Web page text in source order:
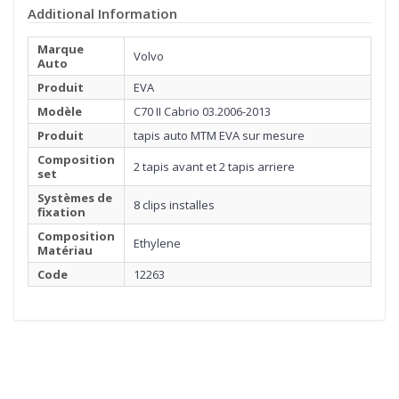
Additional Information
Marque
Auto
Volvo
Produit
EVA
Modèle
C70 II Cabrio 03.2006-2013
Produit
tapis auto MTM EVA sur mesure
Composition
set
2 tapis avant et 2 tapis arriere
Systèmes de
fixation
8 clips installes
Composition
Matériau
Ethylene
Code
12263